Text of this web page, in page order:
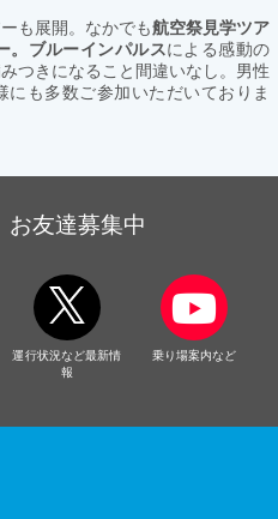
も展開。なかでも航空祭見学ツア
。ブルーインパルスによる感動の
つきになること間違いなし。男性
も多数ご参加いただいておりま
お友達募集中
運行状況など最新情
報
乗り場案内など